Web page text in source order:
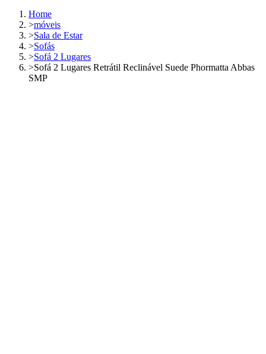
Home
>móveis
>Sala de Estar
>Sofás
>Sofá 2 Lugares
>Sofá 2 Lugares Retrátil Reclinável Suede Phormatta Abbas
SMP